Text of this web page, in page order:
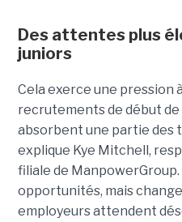
Des attentes plus
juniors
Cela exerce une pression
recrutements de début
absorbent une partie des
explique Kye Mitchell,
filiale de ManpowerGroup.
opportunités, mais
employeurs attendent